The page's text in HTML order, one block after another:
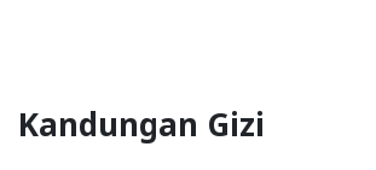
Kandungan Gizi